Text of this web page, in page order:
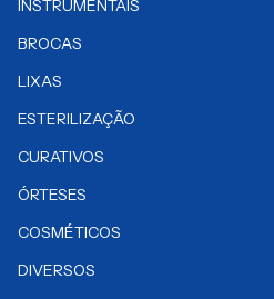
INSTRUMENTAIS
BROCAS
LIXAS
ESTERILIZAÇÃO
CURATIVOS
ÓRTESES
COSMÉTICOS
DIVERSOS